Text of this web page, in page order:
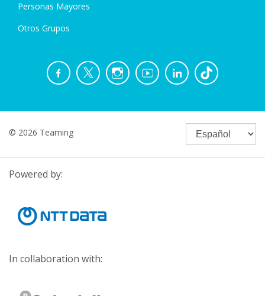
Personas Mayores
Otros Grupos
© 2026 Teaming
Powered by:
In collaboration with: